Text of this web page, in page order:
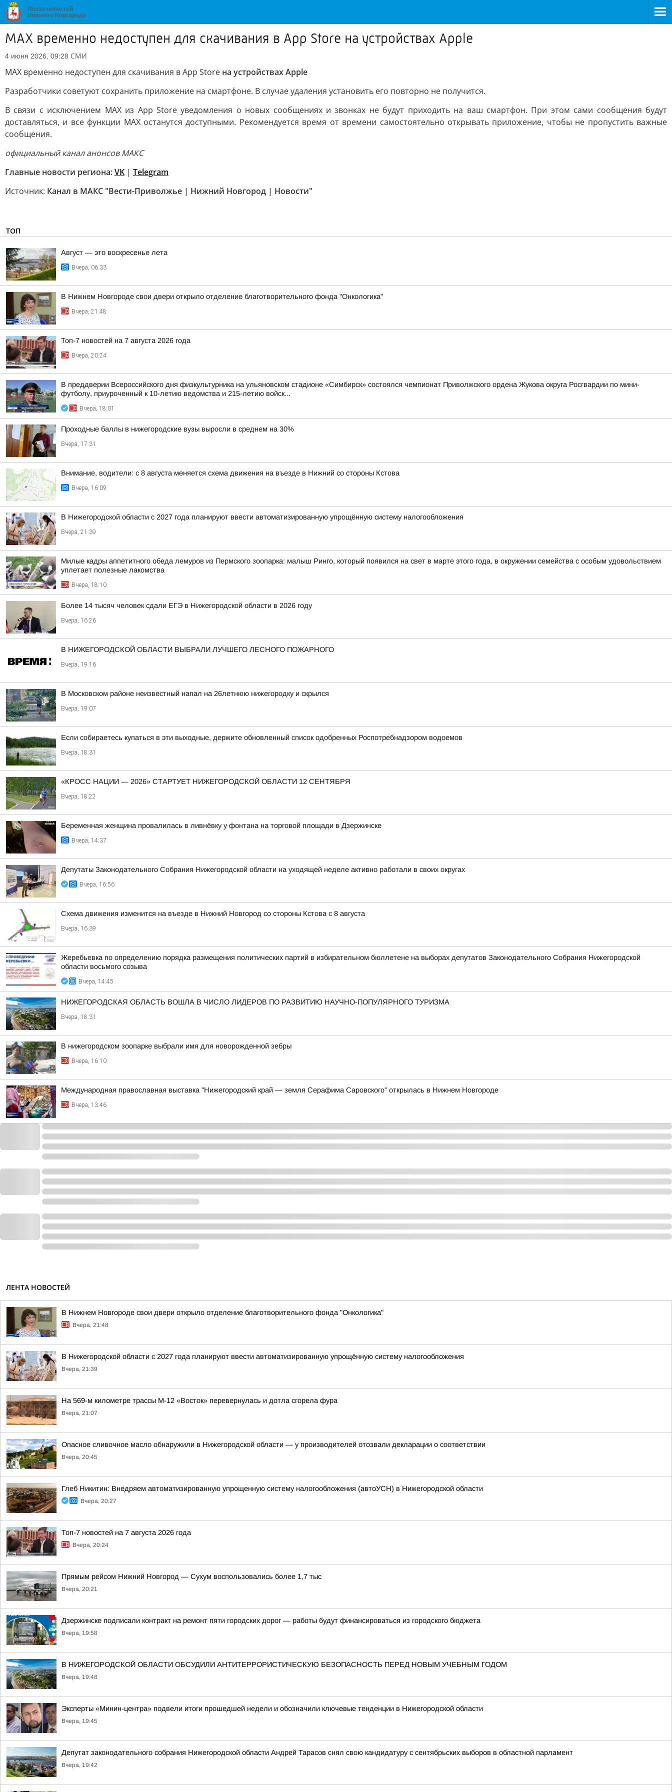
МАХ временно недоступен для скачивания в App Store на устройствах Apple
4 июня 2026, 09:28 СМИ
МАХ временно недоступен для скачивания в App Store на устройствах Apple
Разработчики советуют сохранить приложение на смартфоне. В случае удаления установить его повторно не получится.
В связи с исключением МАХ из App Store уведомления о новых сообщениях и звонках не будут приходить на ваш смартфон. При этом сами сообщения будут
доставляться, и все функции МАХ останутся доступными. Рекомендуется время от времени самостоятельно открывать приложение, чтобы не пропустить важные
сообщения.
официальный канал анонсов МАКС
Главные новости региона:VK | Telegram
Источник: Канал в МАКС "Вести-Приволжье | Нижний Новгород | Новости"
ТОП
Август — это воскресенье лета
Вчера, 06:33
В Нижнем Новгороде свои двери открыло отделение благотворительного фонда "Онкологика"
Вчера, 21:48
Топ-7 новостей на 7 августа 2026 года
Вчера, 20:24
В преддверии Всероссийского дня физкультурника на ульяновском стадионе «Симбирск» состоялся чемпионат Приволжского ордена Жукова округа Росгвардии по мини-
футболу, приуроченный к 10-летию ведомства и 215-летию войск...
Вчера, 18:01
Проходные баллы в нижегородские вузы выросли в среднем на 30%
Вчера, 17:31
Внимание, водители: с 8 августа меняется схема движения на въезде в Нижний со стороны Кстова
Вчера, 16:09
В Нижегородской области с 2027 года планируют ввести автоматизированную упрощённую систему налогообложения
Вчера, 21:39
Милые кадры аппетитного обеда лемуров из Пермского зоопарка: малыш Ринго, который появился на свет в марте этого года, в окружении семейства с особым удовольствием
уплетает полезные лакомства
Вчера, 18:10
Более 14 тысяч человек сдали ЕГЭ в Нижегородской области в 2026 году
Вчера, 16:26
В НИЖЕГОРОДСКОЙ ОБЛАСТИ ВЫБРАЛИ ЛУЧШЕГО ЛЕСНОГО ПОЖАРНОГО
Вчера, 19:16
В Московском районе неизвестный напал на 26летнюю нижегородку и скрылся
Вчера, 19:07
Если собираетесь купаться в эти выходные, держите обновленный список одобренных Роспотребнадзором водоемов
Вчера, 18:31
«КРОСС НАЦИИ — 2026» СТАРТУЕТ НИЖЕГОРОДСКОЙ ОБЛАСТИ 12 СЕНТЯБРЯ
Вчера, 18:22
Беременная женщина провалилась в ливнёвку у фонтана на торговой площади в Дзержинске
Вчера, 14:37
Депутаты Законодательного Собрания Нижегородской области на уходящей неделе активно работали в своих округах
Вчера, 16:56
Схема движения изменится на въезде в Нижний Новгород со стороны Кстова с 8 августа
Вчера, 16:39
Жеребьевка по определению порядка размещения политических партий в избирательном бюллетене на выборах депутатов Законодательного Собрания Нижегородской
области восьмого созыва
Вчера, 14:45
НИЖЕГОРОДСКАЯ ОБЛАСТЬ ВОШЛА В ЧИСЛО ЛИДЕРОВ ПО РАЗВИТИЮ НАУЧНО-ПОПУЛЯРНОГО ТУРИЗМА
Вчера, 18:31
В нижегородском зоопарке выбрали имя для новорожденной зебры
Вчера, 16:10
Международная православная выставка "Нижегородский край — земля Серафима Саровского" открылась в Нижнем Новгороде
Вчера, 13:46
ЛЕНТА НОВОСТЕЙ
В Нижнем Новгороде свои двери открыло отделение благотворительного фонда "Онкологика"
Вчера, 21:48
В Нижегородской области с 2027 года планируют ввести автоматизированную упрощённую систему налогообложения
Вчера, 21:39
На 569-м километре трассы М-12 «Восток» перевернулась и дотла сгорела фура
Вчера, 21:07
Опасное сливочное масло обнаружили в Нижегородской области — у производителей отозвали декларации о соответствии
Вчера, 20:45
Глеб Никитин: Внедряем автоматизированную упрощенную систему налогообложения (автоУСН) в Нижегородской области
Вчера, 20:27
Топ-7 новостей на 7 августа 2026 года
Вчера, 20:24
Прямым рейсом Нижний Новгород — Сухум воспользовались более 1,7 тыс
Вчера, 20:21
Дзержинске подписали контракт на ремонт пяти городских дорог — работы будут финансироваться из городского бюджета
Вчера, 19:58
В НИЖЕГОРОДСКОЙ ОБЛАСТИ ОБСУДИЛИ АНТИТЕРРОРИСТИЧЕСКУЮ БЕЗОПАСНОСТЬ ПЕРЕД НОВЫМ УЧЕБНЫМ ГОДОМ
Вчера, 19:48
Эксперты «Минин-центра» подвели итоги прошедшей недели и обозначили ключевые тенденции в Нижегородской области
Вчера, 19:45
Депутат законодательного собрания Нижегородской области Андрей Тарасов снял свою кандидатуру с сентябрьских выборов в областной парламент
Вчера, 19:42